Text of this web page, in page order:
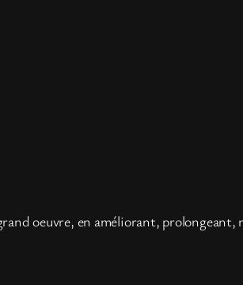
oeuvre, en améliorant,